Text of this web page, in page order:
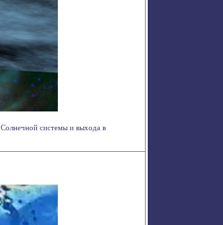
Солнечной системы и выхода в